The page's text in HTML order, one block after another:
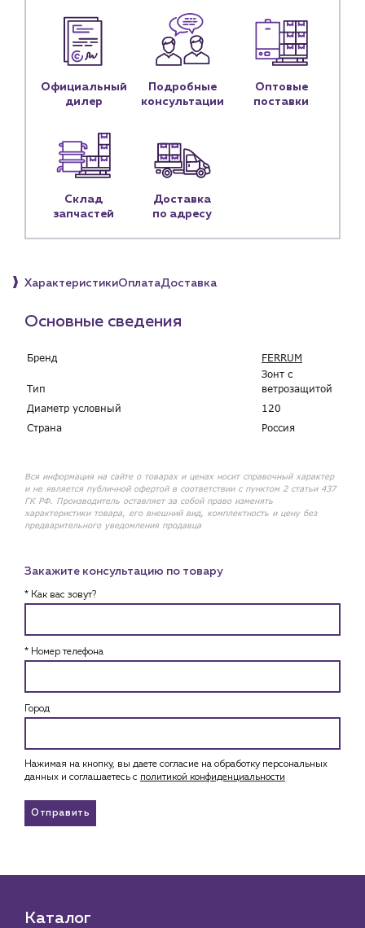
Контакты
Контактные данные
Наши партнёры
+7 (918) 070-19-79
Пн – пт: 9:00 – 18:00
sales@profpotok.ru
Официальный
дилер
Подробные
консультации
Оптовые
поставки
Склад
запчастей
Доставка
по адресу
ХарактеристикиОплатаДоставка
Основные сведения
Бренд FERRUM
Тип
Зонт с
ветрозащитой
Диаметр условный
120
Страна
Россия
Вся информация на сайте о товарах и ценах носит справочный характер
и не является публичной офертой в соответствии с пунктом 2 статьи 437
ГК РФ. Производитель оставляет за собой право изменять
характеристики товара, его внешний вид, комплектность и цену без
предварительного уведомления продавца
Закажите консультацию по товару
* Как вас зовут?
* Номер телефона
Город
Нажимая на кнопку, вы даете согласие на обработку персональных
данных и соглашаетесь c политикой конфиденциальности
Отправить
Каталог